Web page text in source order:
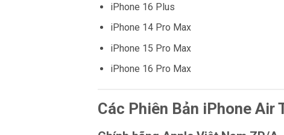
iPhone 16 Plus
iPhone 14 Pro Max
iPhone 15 Pro Max
iPhone 16 Pro Max
Các Phiên Bản iPhone Air